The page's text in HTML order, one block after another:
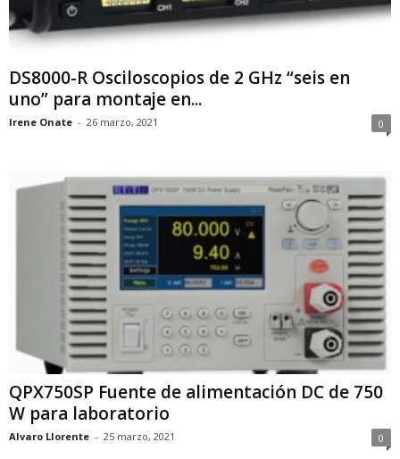
DS8000-R Osciloscopios de 2 GHz “seis en
uno” para montaje en...
Irene Onate - 26 marzo, 2021 0
QPX750SP Fuente de alimentación DC de 750
W para laboratorio
Alvaro Llorente - 25 marzo, 2021 0